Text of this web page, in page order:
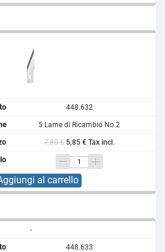
448.632
5 Lame di Ricambio No.2
7,80 € 5,85 € Tax incl.
al carrello
-
448.633